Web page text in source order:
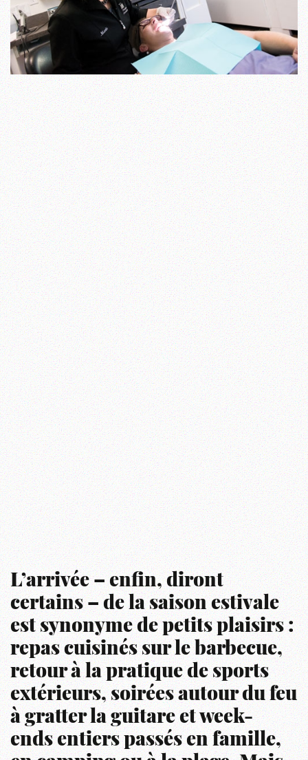
L’arrivée – enfin, diront
certains – de la saison estivale
est synonyme de petits plaisirs :
repas cuisinés sur le barbecue,
retour à la pratique de sports
extérieurs, soirées autour du feu
à gratter la guitare et week-
ends entiers passés en famille,